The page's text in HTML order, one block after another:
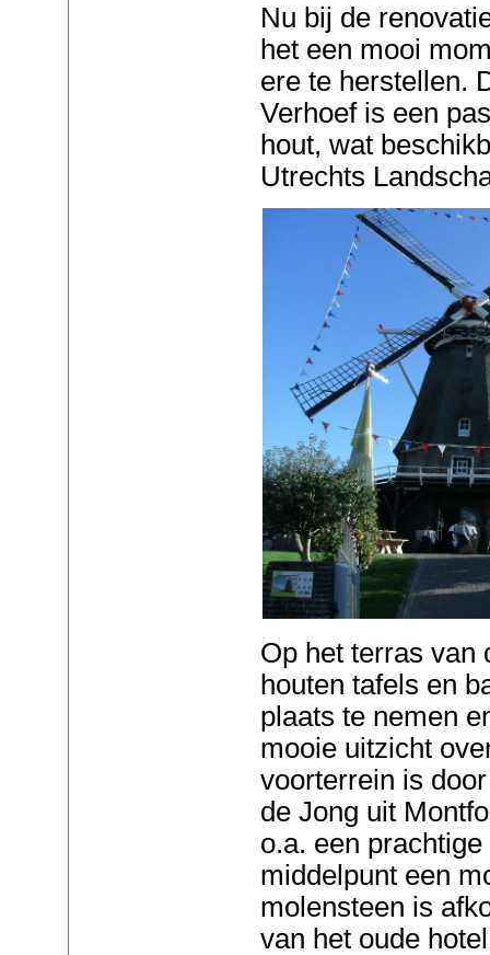
Nu bij de
het een mooi
ere te herstellen.
Verhoef is een
hout, wat
Utrechts
Op het terras van
houten tafels en
plaats te nemen
mooie uitzicht
voorterrein is
de Jong uit
o.a. een
middelpunt een
molensteen is
van het oude